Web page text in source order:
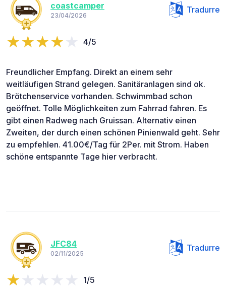
coastcamper
23/04/2026
Tradurre
4/5
Freundlicher Empfang. Direkt an einem sehr
weitläufigen Strand gelegen. Sanitäranlagen sind ok.
Brötchenservice vorhanden. Schwimmbad schon
geöffnet. Tolle Möglichkeiten zum Fahrrad fahren. Es
gibt einen Radweg nach Gruissan. Alternativ einen
Zweiten, der durch einen schönen Pinienwald geht. Sehr
zu empfehlen. 41.00€/Tag für 2Per. mit Strom. Haben
schöne entspannte Tage hier verbracht.
JFC84
02/11/2025
Tradurre
1/5